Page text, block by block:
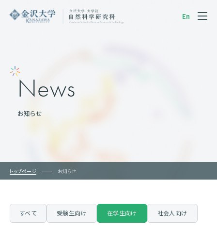
En
News
お知らせ
トップページ お知らせ
すべて 受験生向け 在学生向け 社会人向け